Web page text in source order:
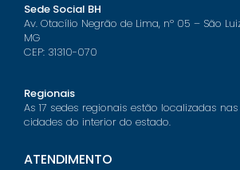
Sede Social BH
Av. Otacílio Negrão de Lima, nº 05 – São
MG
CEP: 31310-070
Regionais
As 17 sedes regionais estão localizadas
cidades do interior do estado.
ATENDIMENTO